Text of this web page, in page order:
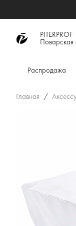
PITERPROF
Распродажа
Главная